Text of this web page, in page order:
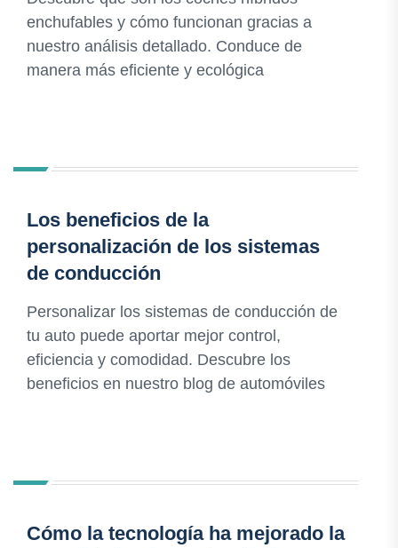
enchufables y cómo funcionan gracias a
nuestro análisis detallado. Conduce de
manera más eficiente y ecológica
Los beneficios de la
personalización de los sistemas
de conducción
Personalizar los sistemas de conducción de
tu auto puede aportar mejor control,
eficiencia y comodidad. Descubre los
beneficios en nuestro blog de automóviles
Cómo la tecnología ha mejorado la